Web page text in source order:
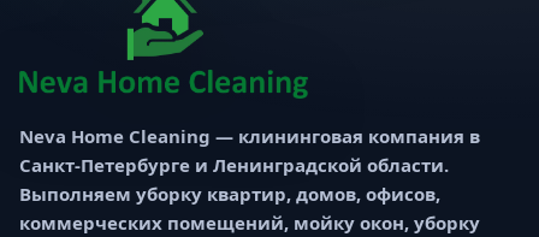
Neva Home Cleaning — клининговая компания в
Санкт-Петербурге и Ленинградской области.
Выполняем уборку квартир, домов, офисов,
коммерческих помещений, мойку окон, уборку